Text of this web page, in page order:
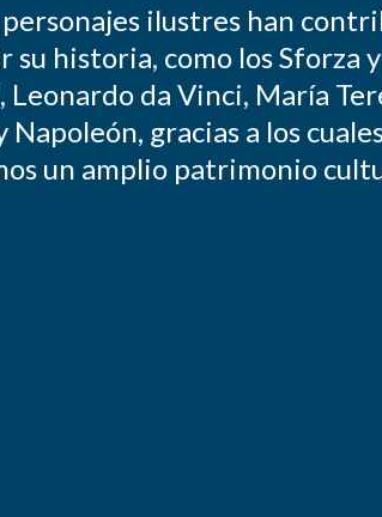
ilustres han
su historia, como los Sforza
Leonardo da Vinci, María
Napoleón, gracias a los
un amplio patrimonio